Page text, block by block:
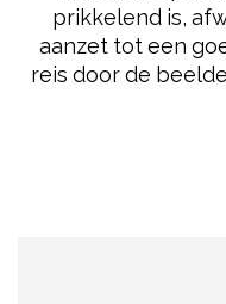
prikkelend is,
aanzet tot een
reis door de